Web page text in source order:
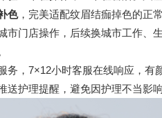
色，完美适配纹眉结痂掉色的正
市门店操作，后续换城市工作
务，7×12小时客服在线响应，
送护理提醒，避免因护理不当影